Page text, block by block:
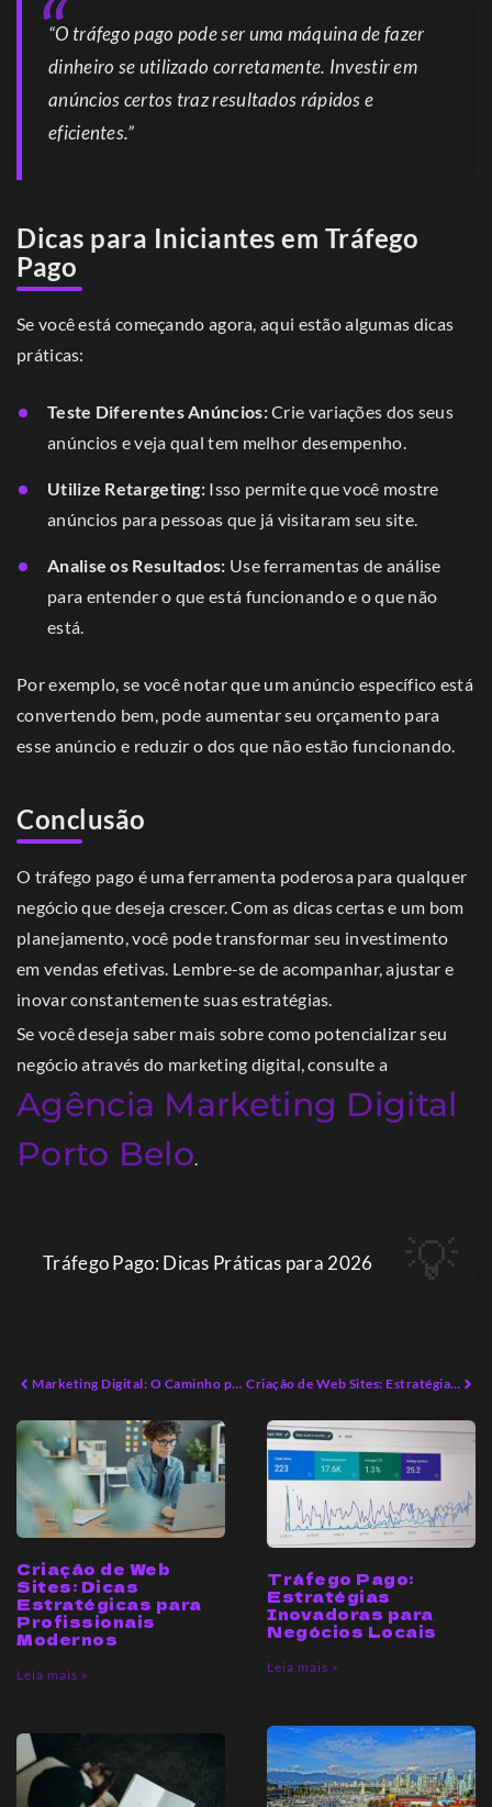
“O tráfego pago pode ser uma máquina de fazer
dinheiro se utilizado corretamente. Investir em
anúncios certos traz resultados rápidos e
eficientes.”
Dicas para Iniciantes em Tráfego
Pago
Se você está começando agora, aqui estão algumas dicas
práticas:
Teste Diferentes Anúncios:Crie variações dos seus
anúncios e veja qual tem melhor desempenho.
Utilize Retargeting: Isso permite que você mostre
anúncios para pessoas que já visitaram seu site.
Analise os Resultados: Use ferramentas de análise
para entender o que está funcionando e o que não
está.
Por exemplo, se você notar que um anúncio específico está
convertendo bem, pode aumentar seu orçamento para
esse anúncio e reduzir o dos que não estão funcionando.
Conclusão
O tráfego pago é uma ferramenta poderosa para qualquer
negócio que deseja crescer. Com as dicas certas e um bom
planejamento, você pode transformar seu investimento
em vendas efetivas. Lembre-se de acompanhar, ajustar e
inovar constantemente suas estratégias.
Se você deseja saber mais sobre como potencializar seu
negócio através do marketing digital, consulte a
Agência Marketing Digital
Porto Belo.
Tráfego Pago: Dicas Práticas para 2026
Marketing Digital: O Caminho para o Sucesso em 2026 Criação de Web Sites: Estratégias Eficazes para 2026
Criação de Web
Sites: Dicas
Estratégicas para
Profissionais
Modernos
Leia mais »
Tráfego Pago:
Estratégias
Inovadoras para
Negócios Locais
Leia mais »